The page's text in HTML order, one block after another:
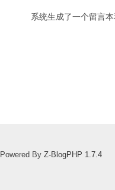
系统生成了一个留言
Powered By Z-BlogPHP 1.7.4